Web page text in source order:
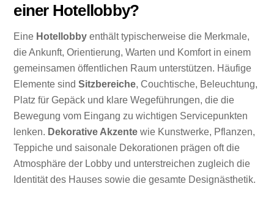
einer Hotellobby?
Eine Hotellobby enthält typischerweise die Merkmale,
die Ankunft, Orientierung, Warten und Komfort in einem
gemeinsamen öffentlichen Raum unterstützen. Häufige
Elemente sindSitzbereiche, Couchtische, Beleuchtung,
Platz für Gepäck und klare Wegeführungen, die die
Bewegung vom Eingang zu wichtigen Servicepunkten
lenken. Dekorative Akzente wie Kunstwerke, Pflanzen,
Teppiche und saisonale Dekorationen prägen oft die
Atmosphäre der Lobby und unterstreichen zugleich die
Identität des Hauses sowie die gesamte Designästhetik.